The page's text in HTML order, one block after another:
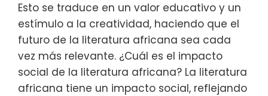
Esto se traduce en un valor educativo y un
estímulo a la creatividad, haciendo que el
futuro de la literatura africana sea cada
vez más relevante. ¿Cuál es el impacto
social de la literatura africana? La literatura
africana tiene un impacto social, reflejando